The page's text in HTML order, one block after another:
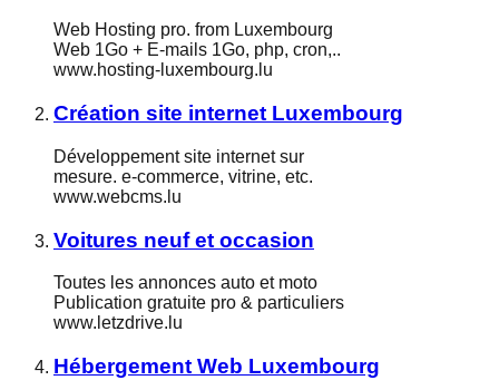
Web Hosting pro. from Luxembourg
Web 1Go + E-mails 1Go, php, cron,..
www.hosting-luxembourg.lu
Création site internet Luxembourg
Développement site internet sur
mesure. e-commerce, vitrine, etc.
www.webcms.lu
Voitures neuf et occasion
Toutes les annonces auto et moto
Publication gratuite pro & particuliers
www.letzdrive.lu
Hébergement Web Luxembourg